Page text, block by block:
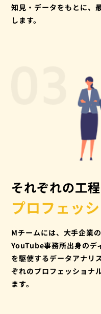
知見・データをもとに、
します。
それぞれの工
プロフェッ
Mチームには、大手企業
YouTube事務所出身のデ
を駆使するデータアナリ
ぞれのプロフェッショナ
ます。